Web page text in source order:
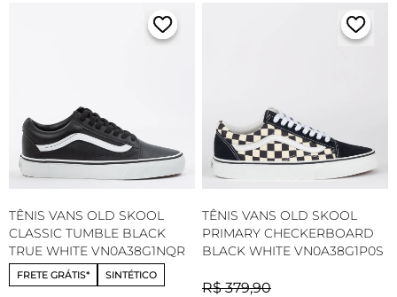
TÊNIS VANS OLD SKOOL
CLASSIC TUMBLE BLACK
TRUE WHITE VN0A38G1NQR
FRETE GRÁTIS* SINTÉTICO
TÊNIS VANS OLD SKOOL
PRIMARY CHECKERBOARD
BLACK WHITE VN0A38G1P0S
R$ 379,90